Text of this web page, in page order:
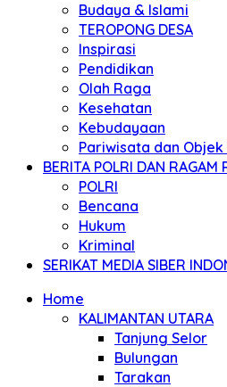
Budaya & Islami
TEROPONG DESA
Inspirasi
Pendidikan
Olah Raga
Kesehatan
Kebudayaan
Pariwisata dan
BERITA POLRI DAN RAGAM
POLRI
Bencana
Hukum
Kriminal
SERIKAT MEDIA SIBER
Home
KALIMANTAN UTARA
Tanjung Selor
Bulungan
Tarakan